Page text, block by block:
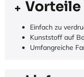
Vorteile
Einfach zu
Kunststoff auf
Umfangreiche